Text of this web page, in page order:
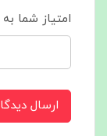
امتیاز شما
ارسال